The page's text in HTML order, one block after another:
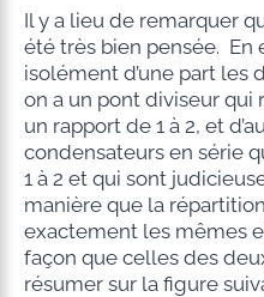
Il y a lieu de remarquer
été très bien pensée. En
isolément d’une part les
on a un pont diviseur qui
un rapport de 1 à 2, et
condensateurs en série
1 à 2 et qui sont
manière que la
exactement les mêmes
façon que celles des
résumer sur la figure